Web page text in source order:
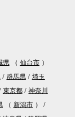
県（ 仙台市）
群馬県
埼玉
東京都
神奈川
（ 新潟市）